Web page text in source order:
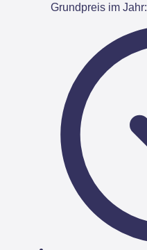
Grundpreis im Jahr: